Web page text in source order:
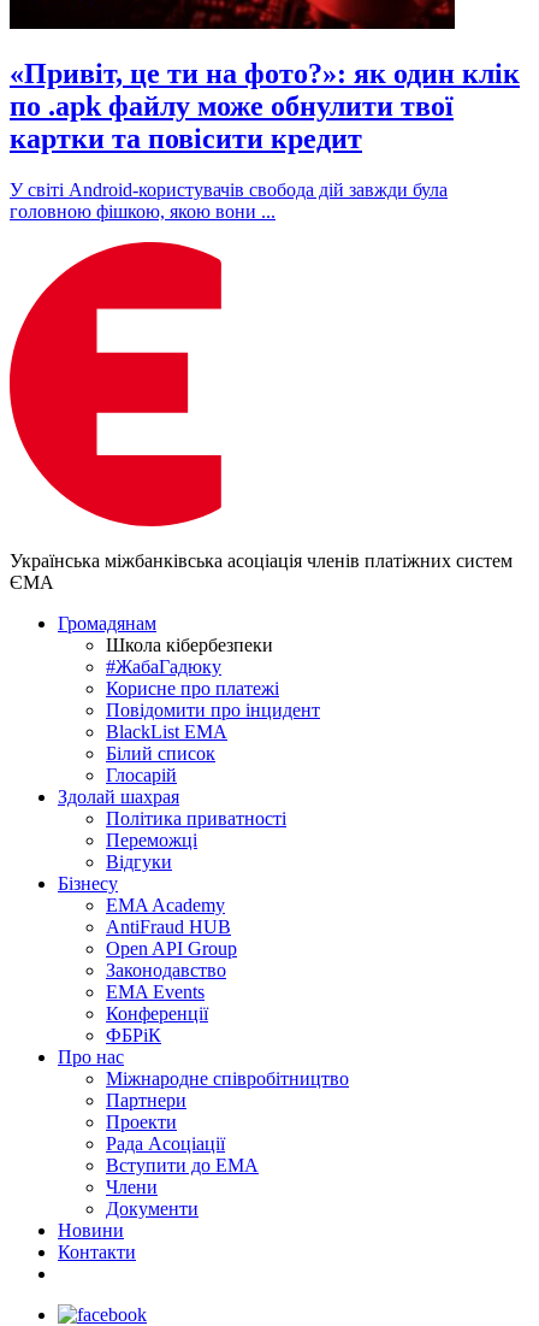
«Привіт, це ти на фото?»: як один клік
по .apk файлу може обнулити твої
картки та повісити кредит
У світі Android-користувачів свобода дій завжди була
головною фішкою, якою вони ...
Українська міжбанківська асоціація членів платіжних систем
ЄМА
Громадянам
Школа кібербезпеки
#ЖабаГадюку
Корисне про платежі
Повідомити про інцидент
BlackList EMA
Білий список
Глосарій
Здолай шахрая
Політика приватності
Переможцi
Відгуки
Бізнесу
EMA Academy
AntiFraud HUB
Open API Group
Законодавство
EMA Events
Конференції
ФБРіК
Про нас
Міжнародне співробітництво
Партнери
Проекти
Рада Асоціації
Вступити до ЕМА
Члени
Документи
Новини
Контакти